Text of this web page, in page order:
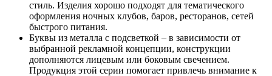
стиль. Изделия хорошо подходят для тематического
оформления ночных клубов, баров, ресторанов, сетей
быстрого питания.
Буквы из металла с подсветкой – в зависимости от
выбранной рекламной концепции, конструкции
дополняются лицевым или боковым свечением.
Продукция этой серии помогает привлечь внимание к